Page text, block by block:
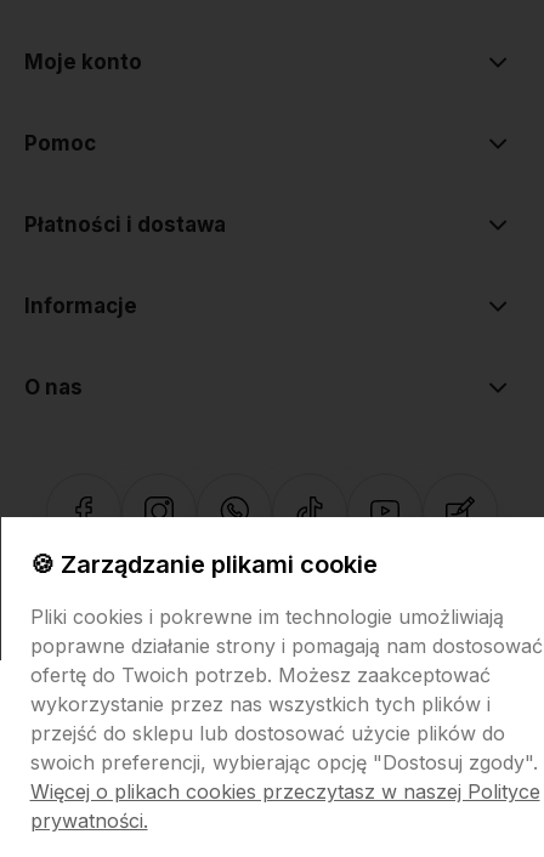
Moje konto
Pomoc
Płatności i dostawa
Informacje
O nas
Sklep internetowy Shoper.pl
GrowCommerce
🍪 Zarządzanie plikami cookie
Pliki cookies i pokrewne im technologie umożliwiają
poprawne działanie strony i pomagają nam dostosować
ofertę do Twoich potrzeb. Możesz zaakceptować
wykorzystanie przez nas wszystkich tych plików i
przejść do sklepu lub dostosować użycie plików do
swoich preferencji, wybierając opcję "Dostosuj zgody".
Więcej o plikach cookies przeczytasz w naszej Polityce
prywatności.